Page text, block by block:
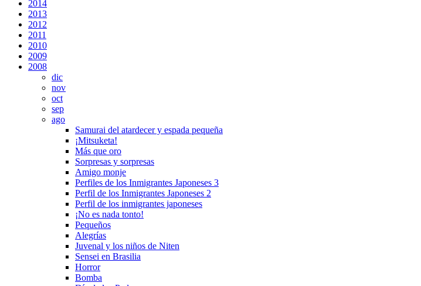
2014
2013
2012
2011
2010
2009
2008
dic
nov
oct
sep
ago
Samurai del atardecer y espada pequeña
¡Mitsuketa!
Más que oro
Sorpresas y sorpresas
Amigo monje
Perfiles de los Inmigrantes Japoneses 3
Perfil de los Inmigrantes Japoneses 2
Perfil de los inmigrantes japoneses
¡No es nada tonto!
Pequeños
Alegrías
Juvenal y los niños de Niten
Sensei en Brasilia
Horror
Bomba